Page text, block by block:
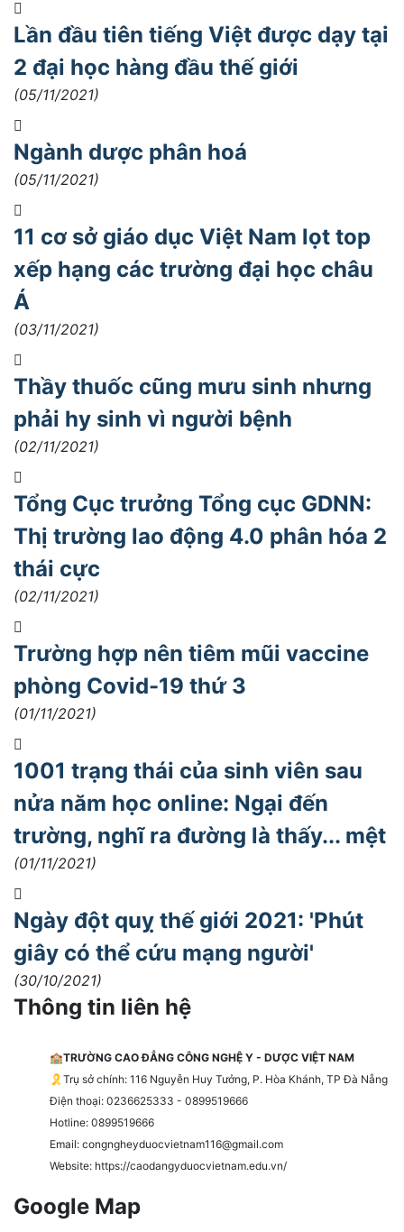
Lần đầu tiên tiếng Việt được dạy tại
2 đại học hàng đầu thế giới
(05/11/2021)
Ngành dược phân hoá
(05/11/2021)
11 cơ sở giáo dục Việt Nam lọt top
xếp hạng các trường đại học châu
Á
(03/11/2021)
Thầy thuốc cũng mưu sinh nhưng
phải hy sinh vì người bệnh
(02/11/2021)
Tổng Cục trưởng Tổng cục GDNN:
Thị trường lao động 4.0 phân hóa 2
thái cực
(02/11/2021)
Trường hợp nên tiêm mũi vaccine
phòng Covid-19 thứ 3
(01/11/2021)
1001 trạng thái của sinh viên sau
nửa năm học online: Ngại đến
trường, nghĩ ra đường là thấy... mệt
(01/11/2021)
Ngày đột quỵ thế giới 2021: 'Phút
giây có thể cứu mạng người'
(30/10/2021)
Thông tin liên hệ
🏫TRƯỜNG CAO ĐẲNG CÔNG NGHỆ Y - DƯỢC VIỆT NAM
🎗️Trụ sở chính: 116 Nguyễn Huy Tưởng, P. Hòa Khánh, TP Đà Nẵng
Điện thoại: 0236625333 - 0899519666
Hotline: 0899519666
Email: congngheyduocvietnam116@gmail.com
Website: https://caodangyduocvietnam.edu.vn/
Google Map